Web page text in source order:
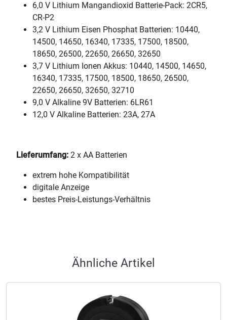
6,0 V Lithium Mangandioxid Batterie-Pack: 2CR5,
CR-P2
3,2 V Lithium Eisen Phosphat Batterien: 10440,
14500, 14650, 16340, 17335, 17500, 18500,
18650, 26500, 22650, 26650, 32650
3,7 V Lithium Ionen Akkus: 10440, 14500, 14650,
16340, 17335, 17500, 18500, 18650, 26500,
22650, 26650, 32650, 32710
9,0 V Alkaline 9V Batterien: 6LR61
12,0 V Alkaline Batterien: 23A, 27A
Lieferumfang: 2 x AA Batterien
extrem hohe Kompatibilität
digitale Anzeige
bestes Preis-Leistungs-Verhältnis
Ähnliche Artikel